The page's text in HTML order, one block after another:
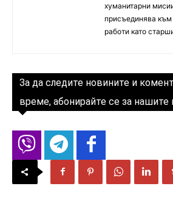
хуманитарни
присъединява
работи като
За да следите новините и
време, абонирайте се за нашите